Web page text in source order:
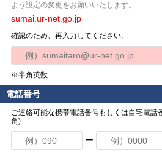
よう設定の変更をお願いいたします。
sumai.ur-net.go.jp
確認のため、再入力してください。
※半角英数
電話番号
ご連絡可能な携帯電話番号もしくは自宅電
角)
ー